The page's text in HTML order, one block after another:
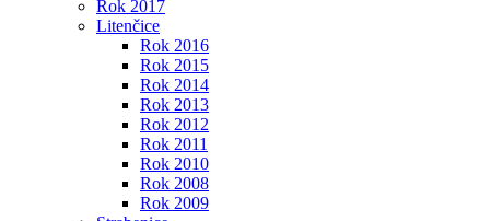
Rok 2017
Litenčice
Rok 2016
Rok 2015
Rok 2014
Rok 2013
Rok 2012
Rok 2011
Rok 2010
Rok 2008
Rok 2009